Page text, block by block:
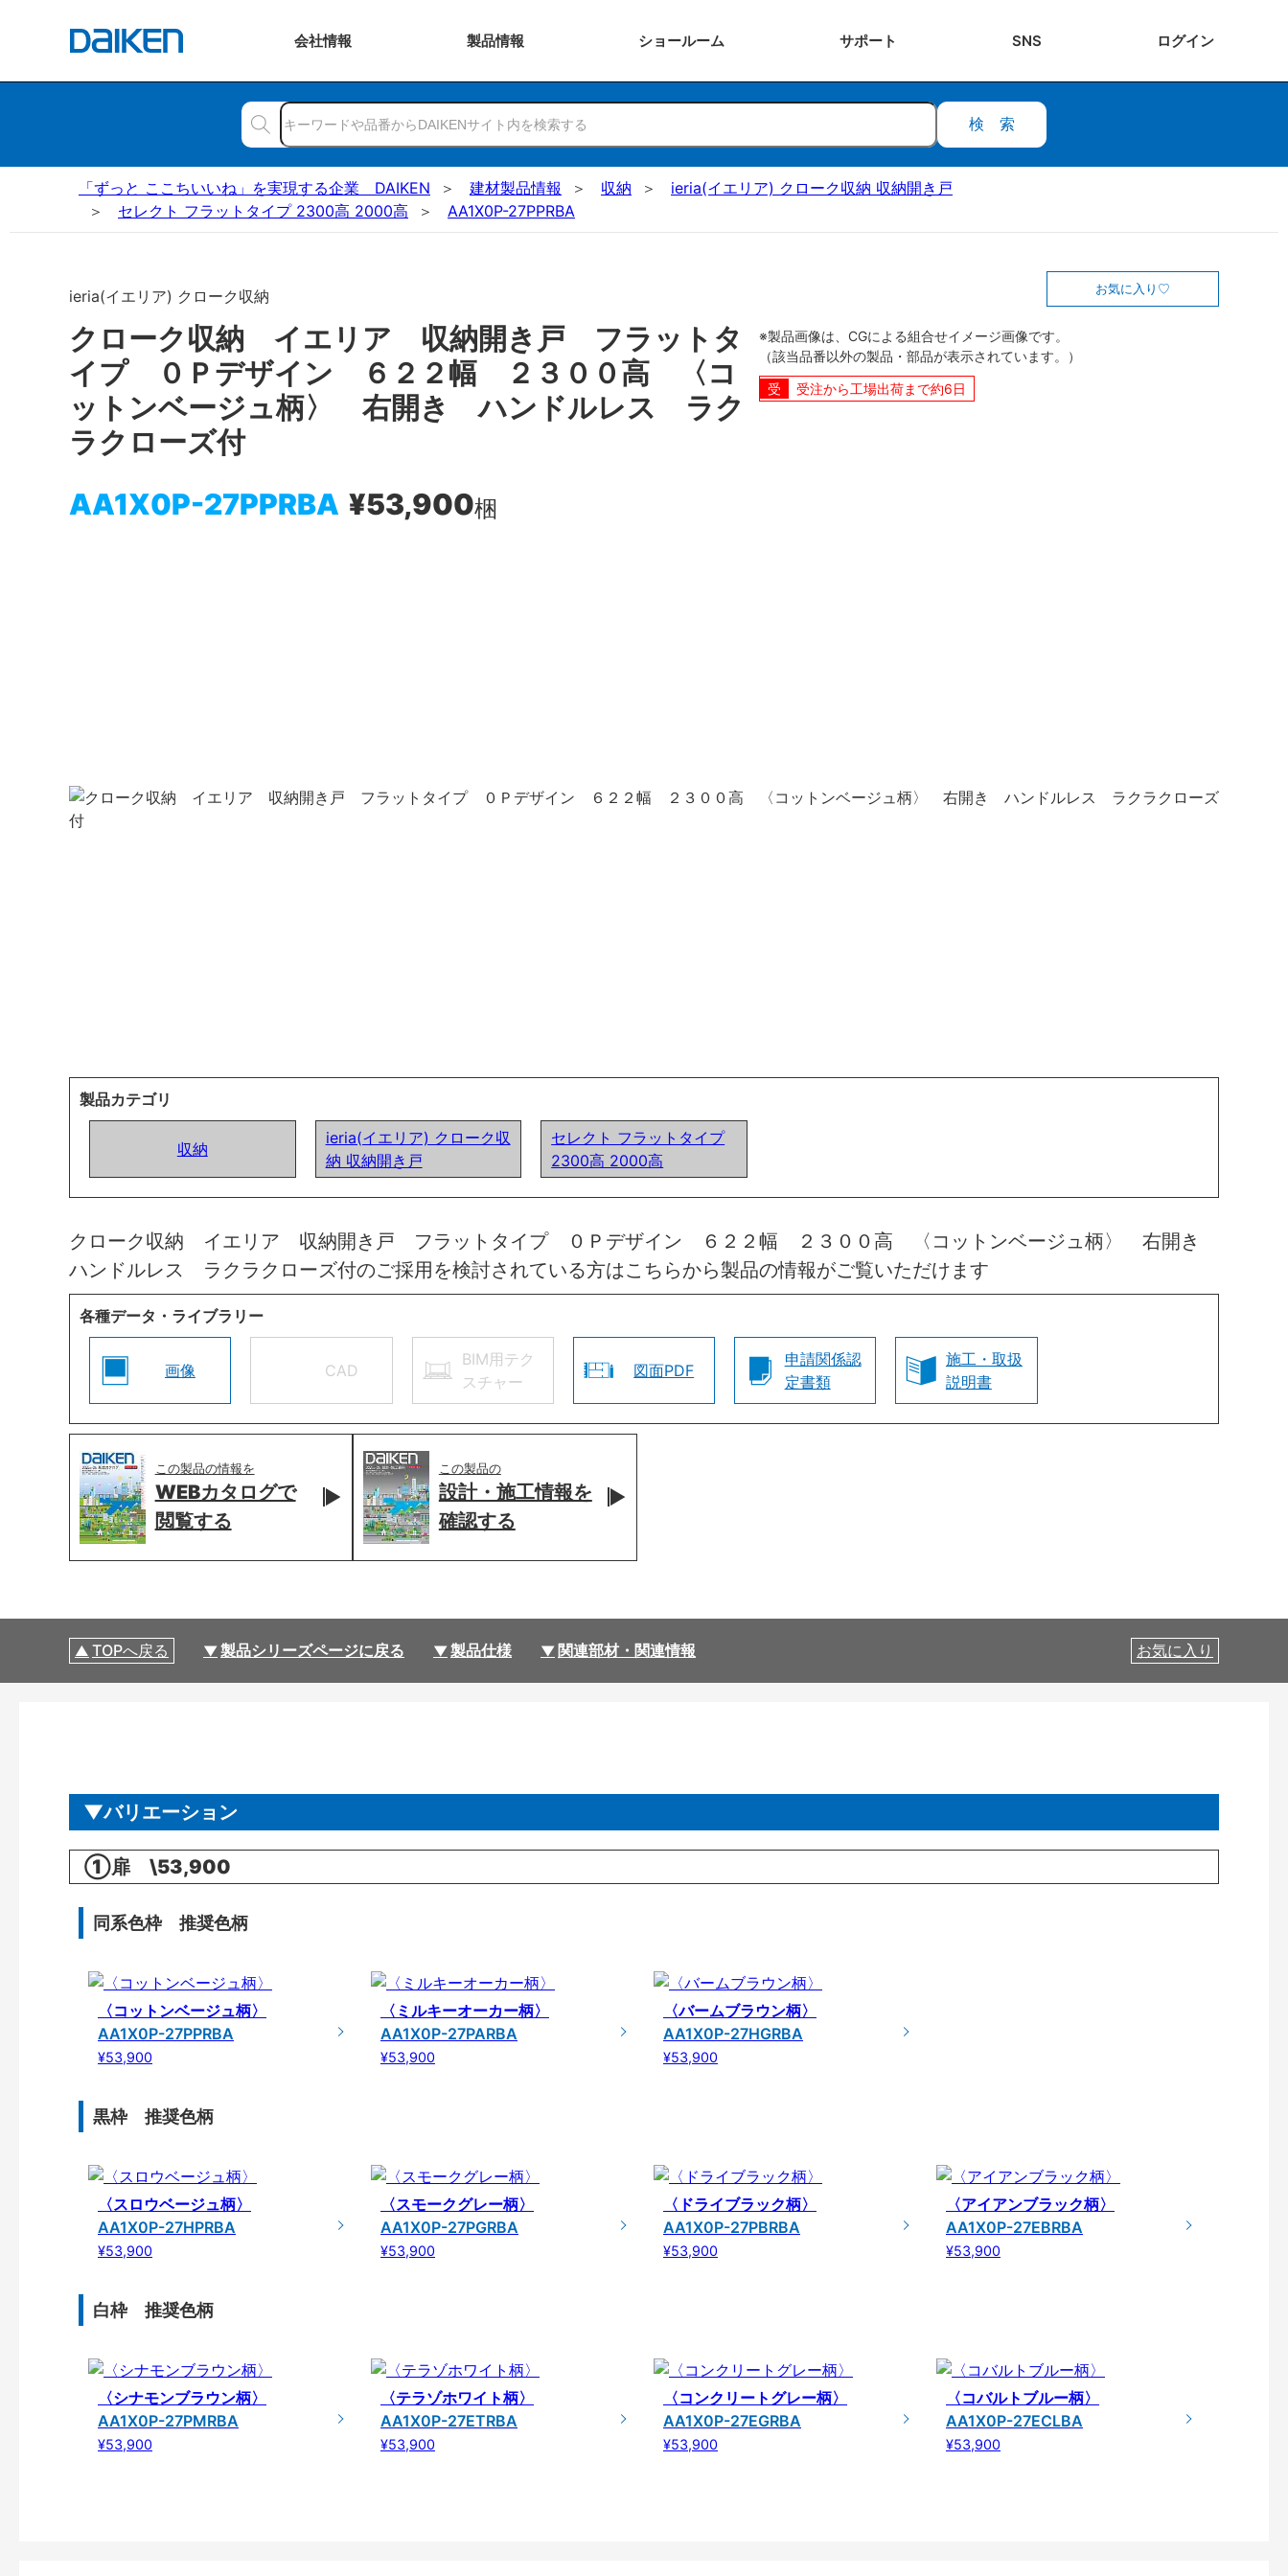
会社情報 製品情報 ショールーム サポート SNS ログイン
検索
「ずっと ここちいいね」を実現する企業 DAIKEN 建材製品情報 収納
ieria(イエリア) クローク収納 収納開き戸
セレクト フラットタイプ 2300高 2000高
AA1X0P-27PPRBA
ieria(イエリア) クローク収納
クローク収納 イエリア 収納開き戸 フラットタ
イプ ０Ｐデザイン ６２２幅 ２３００高 〈コ
ットンベージュ柄〉 右開き ハンドルレス ラク
ラクローズ付
AA1X0P-27PPRBA ¥53,900梱
お気に入り
※製品画像は、CGによる組合せイメージ画像です。
（該当品番以外の製品・部品が表示されています。）
受注から工場出荷まで約6日
製品カテゴリ
収納
ieria(イエリア) クローク収
納 収納開き戸
セレクト フラットタイプ
2300高 2000高
クローク収納 イエリア 収納開き戸 フラットタイプ ０Ｐデザイン ６２２幅 ２３００高 〈コットンベージュ柄〉 右開き
ハンドルレス ラクラクローズ付のご採用を検討されている方はこちらから製品の情報がご覧いただけます
各種データ・ライブラリー
画像 CAD
BIM用テク
スチャー
図面PDF
申請関係認
定書類
施工・取扱
説明書
この製品の情報を
WEBカタログで
閲覧する
この製品の
設計・施工情報を
確認する
TOPへ戻る 製品シリーズページに戻る 製品仕様 関連部材・関連情報 お気に入り
バリエーション
①扉 \53,900
同系色枠 推奨色柄
〈コットンベージュ柄〉
AA1X0P-27PPRBA
¥53,900
〈ミルキーオーカー柄〉
AA1X0P-27PARBA
¥53,900
〈バームブラウン柄〉
AA1X0P-27HGRBA
¥53,900
黒枠 推奨色柄
〈スロウベージュ柄〉
AA1X0P-27HPRBA
¥53,900
〈スモークグレー柄〉
AA1X0P-27PGRBA
¥53,900
〈ドライブラック柄〉
AA1X0P-27PBRBA
¥53,900
〈アイアンブラック柄〉
AA1X0P-27EBRBA
¥53,900
白枠 推奨色柄
〈シナモンブラウン柄〉
AA1X0P-27PMRBA
¥53,900
〈テラゾホワイト柄〉
AA1X0P-27ETRBA
¥53,900
〈コンクリートグレー柄〉
AA1X0P-27EGRBA
¥53,900
〈コバルトブルー柄〉
AA1X0P-27ECLBA
¥53,900